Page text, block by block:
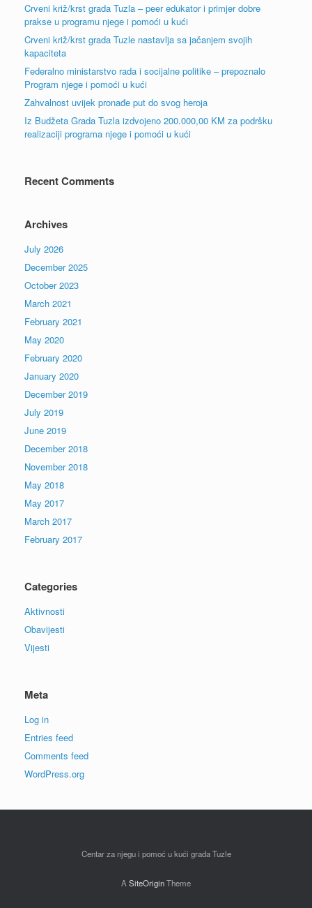
Crveni križ/krst grada Tuzla – peer edukator i primjer dobre
prakse u programu njege i pomoći u kući
Crveni križ/krst grada Tuzle nastavlja sa jačanjem svojih
kapaciteta
Federalno ministarstvo rada i socijalne politike – prepoznalo
Program njege i pomoći u kući
Zahvalnost uvijek pronađe put do svog heroja
Iz Budžeta Grada Tuzla izdvojeno 200.000,00 KM za podršku
realizaciji programa njege i pomoći u kući
Recent Comments
Archives
July 2026
December 2025
October 2023
March 2021
February 2021
May 2020
February 2020
January 2020
December 2019
July 2019
June 2019
December 2018
November 2018
May 2018
May 2017
March 2017
February 2017
Categories
Aktivnosti
Obavijesti
Vijesti
Meta
Log in
Entries feed
Comments feed
WordPress.org
Centar za njegu i pomoć u kući grada Tuzle
A SiteOriginTheme